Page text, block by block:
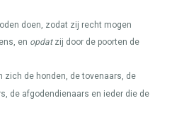
doen, zodat zij recht mogen
en opdatzij door de poorten de
zich de honden, de tovenaars, de
de afgodendienaars en ieder die de